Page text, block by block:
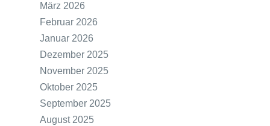
März 2026
Februar 2026
Januar 2026
Dezember 2025
November 2025
Oktober 2025
September 2025
August 2025